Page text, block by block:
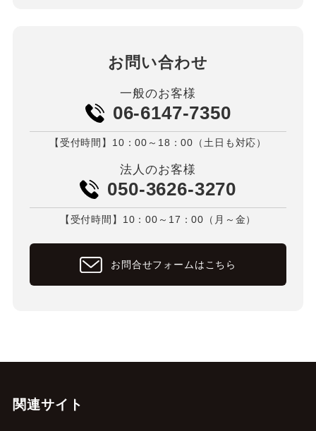
お問い合わせ
一般のお客様
06-6147-7350
【受付時間】10：00～18：00（土日も対応）
法人のお客様
050-3626-3270
【受付時間】10：00～17：00（月～金）
お問合せフォームはこちら
関連サイト